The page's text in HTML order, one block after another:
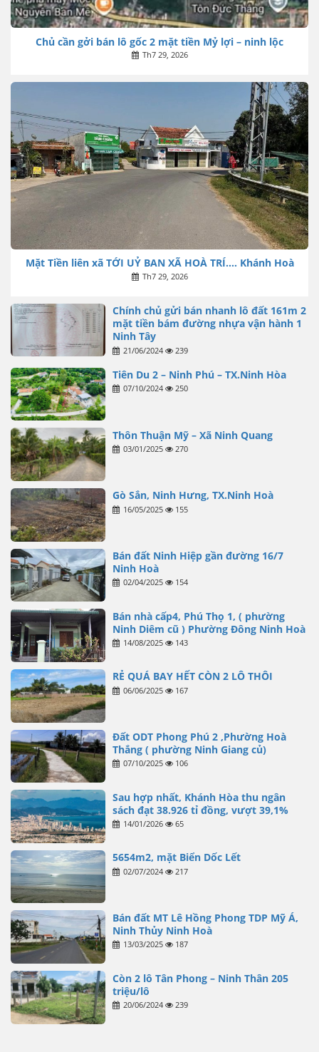
Chủ cần gởi bán lô gốc 2 mặt tiền Mỷ lợi – ninh lộc
Th7 29, 2026
Mặt Tiền liên xã TỚI UỶ BAN XÃ HOÀ TRÍ…. Khánh Hoà
Th7 29, 2026
Chính chủ gửi bán nhanh lô đất 161m 2
mặt tiền bám đường nhựa vận hành 1
Ninh Tây
21/06/2024 239
Tiên Du 2 – Ninh Phú – TX.Ninh Hòa
07/10/2024 250
Thôn Thuận Mỹ – Xã Ninh Quang
03/01/2025 270
Gò Sắn, Ninh Hưng, TX.Ninh Hoà
16/05/2025 155
Bán đất Ninh Hiệp gần đường 16/7
Ninh Hoà
02/04/2025 154
Bán nhà cấp4, Phú Thọ 1, ( phường
Ninh Diêm cũ ) Phường Đông Ninh Hoà
14/08/2025 143
RẺ QUÁ BAY HẾT CÒN 2 LÔ THÔI
06/06/2025 167
Đất ODT Phong Phú 2 ,Phường Hoà
Thắng ( phường Ninh Giang củ)
07/10/2025 106
Sau hợp nhất, Khánh Hòa thu ngân
sách đạt 38.926 tỉ đồng, vượt 39,1%
14/01/2026 65
5654m2, mặt Biển Dốc Lết
02/07/2024 217
Bán đất MT Lê Hồng Phong TDP Mỹ Á,
Ninh Thủy Ninh Hoà
13/03/2025 187
Còn 2 lô Tân Phong – Ninh Thân 205
triệu/lô
20/06/2024 239